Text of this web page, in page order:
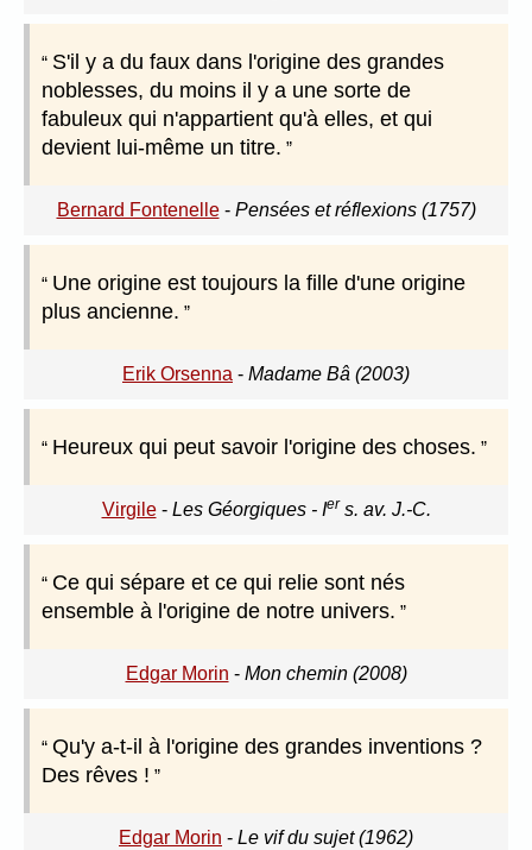
S'il y a du faux dans l'origine des grandes
noblesses, du moins il y a une sorte de
fabuleux qui n'appartient qu'à elles, et qui
devient lui-même un titre.
Bernard Fontenelle- Pensées et réflexions (1757)
Une origine est toujours la fille d'une origine
plus ancienne.
Erik Orsenna - Madame Bâ (2003)
Heureux qui peut savoir l'origine des choses.
Virgile- Les Géorgiques - Ier s. av. J.-C.
Ce qui sépare et ce qui relie sont nés
ensemble à l'origine de notre univers.
Edgar Morin - Mon chemin (2008)
Qu'y a-t-il à l'origine des grandes inventions ?
Des rêves !
Edgar Morin - Le vif du sujet (1962)